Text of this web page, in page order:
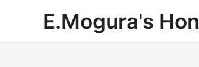
E.Mogura's Hon